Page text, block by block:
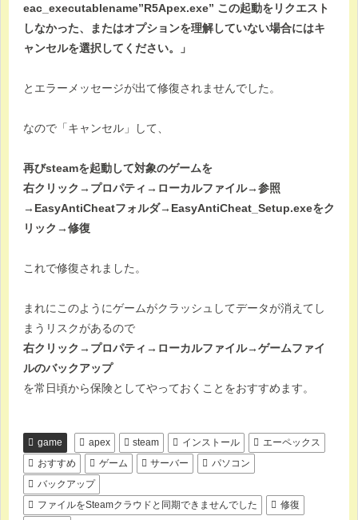
eac_executablename”R5Apex.exe” この起動をリクエスト
しなかった、またはオプションを理解していない場合にはキ
ャンセルを選択してください。」
とエラーメッセージが出て修復されませんでした。
なので「キャンセル」して、
再びsteamを起動して対象のゲームを
右クリック→プロパティ→ローカルファイル→参照
→EasyAntiCheatフォルダ→EasyAntiCheat_Setup.exeをク
リック→修復
これで修復されました。
まれにこのようにゲームがクラッシュしてデータが消えてし
まうリスクがあるので
右クリック→プロパティ→ローカルファイル→ゲームファイ
ルのバックアップ
を常日頃から保険としてやっておくことをおすすめます。
game apex steam インストール
エーペックス
おすすめ
ゲーム サーバー
パソコン
バックアップ
ファイルをSteamクラウドと同期できませんでした
修復